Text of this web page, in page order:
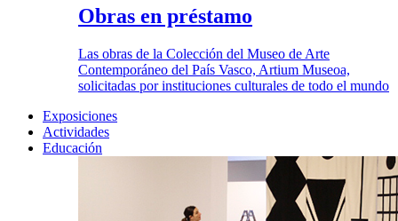
Obras en préstamo
Las obras de la Colección del Museo de Arte
Contemporáneo del País Vasco, Artium Museoa,
solicitadas por instituciones culturales de todo el mundo
Exposiciones
Actividades
Educación